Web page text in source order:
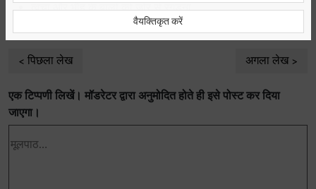
त्वचा और भौंह के बालों को ज़ोर से रगड़ना
बालों के विकास की दिशा का पालन न करना
पिछला लेख अगला लेख
एक टिप्पणी लिखें। मॉडरेटर द्वारा अनुमोदित होते ही इसे पोस्ट कर दिया
जाएगा।
वैयक्तिकृत करें